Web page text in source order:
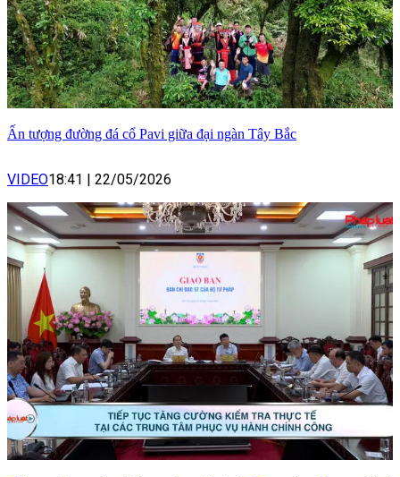
Ấn tượng đường đá cổ Pavi giữa đại ngàn Tây Bắc
VIDEO18:41 22/05/2026